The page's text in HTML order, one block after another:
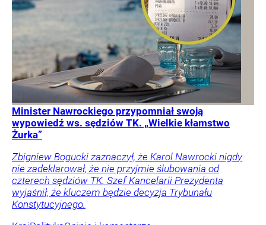
Minister Nawrockiego przypomniał swoją
wypowiedź ws. sędziów TK. „Wielkie kłamstwo
Żurka”
Zbigniew Bogucki zaznaczył, że Karol Nawrocki nigdy
nie zadeklarował, że nie przyjmie ślubowania od
czterech sędziów TK. Szef Kancelarii Prezydenta
wyjaśnił, że kluczem będzie decyzja Trybunału
Konstytucyjnego.